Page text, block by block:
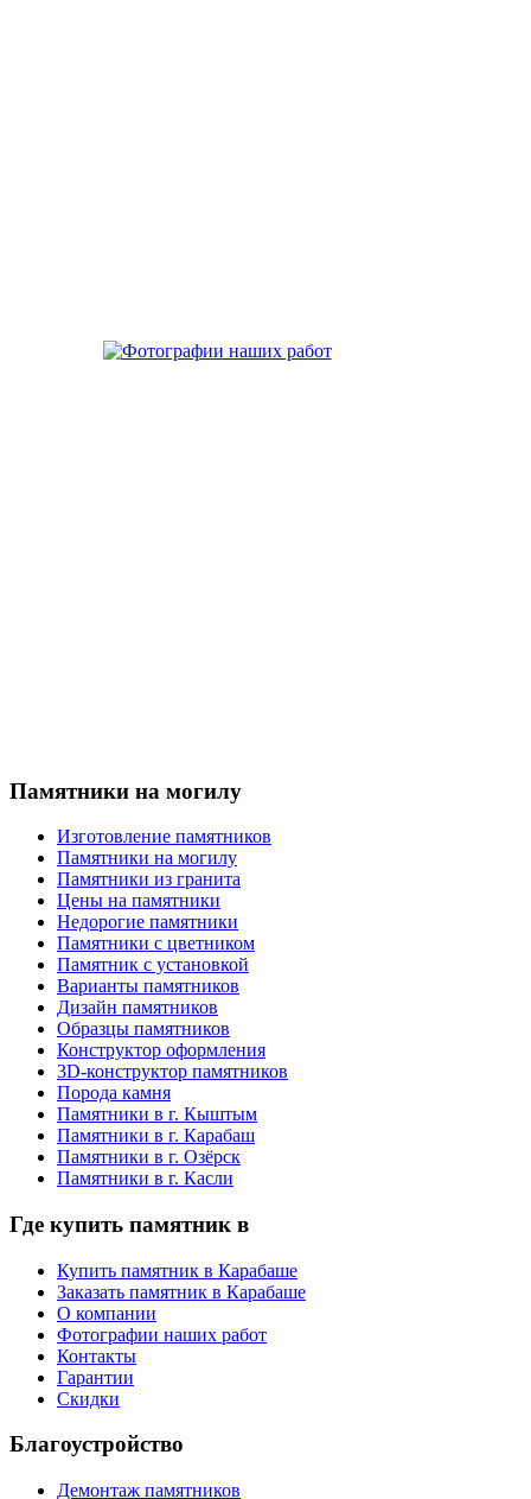
Памятники на могилу
Изготовление памятников
Памятники на могилу
Памятники из гранита
Цены на памятники
Недорогие памятники
Памятники с цветником
Памятник с установкой
Варианты памятников
Дизайн памятников
Образцы памятников
Конструктор оформления
3D-конструктор памятников
Порода камня
Памятники в г. Кыштым
Памятники в г. Карабаш
Памятники в г. Озёрск
Памятники в г. Касли
Где купить памятник в
Купить памятник в Карабаше
Заказать памятник в Карабаше
О компании
Фотографии наших работ
Контакты
Гарантии
Скидки
Благоустройство
Демонтаж памятников